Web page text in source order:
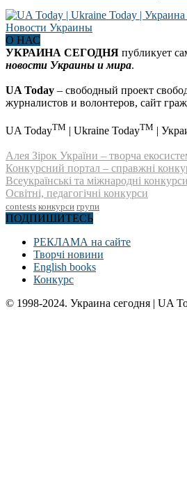
О НАС
УКРАИНА СЕГОДНЯ публикует
новости Украины и мира.
UA Today – свободный проект
журналистов и волонтеров, сайт
UA TodayTM | Ukraine TodayTM |
Алея Зірок України – творча
Конкурсний портал – справжні
Всеукраїнські та міжнародні
Освітні, педагогічні конкурси
contests конкурси групи
ПОДПИШИТЕСЬ
РЕКЛАМА на сайте
Творчі новини
English books
Конкурс
© 1998-2024. Украина сегодня | UA